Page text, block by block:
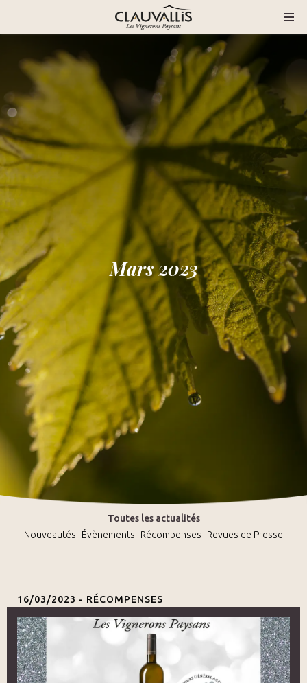
Mars 2023
Toutes les actualités
Nouveautés
Évènements Récompenses Revues de Presse
16/03/2023 - RÉCOMPENSES